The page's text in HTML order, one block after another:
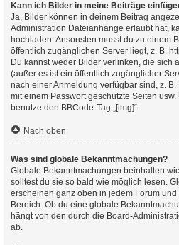
Kann ich Bilder in meine Beiträge
Ja, Bilder können in deinem Beitrag
Administration Dateianhänge erlaubt hat,
hochladen. Ansonsten musst du zu einem
öffentlich zugänglichen Server liegt, z. B.
Du kannst weder Bilder verlinken, die sich
(außer es ist ein öffentlich zugänglicher
nach einer Anmeldung verfügbar sind, z.
mit einem Passwort geschützte Seiten
benutze den BBCode-Tag „[img]“.
Nach oben
Was sind globale Bekanntmachungen?
Globale Bekanntmachungen beinhalten
solltest du sie so bald wie möglich lesen.
erscheinen ganz oben in jedem Forum
Bereich. Ob du eine globale
hängt von den durch die Board-
ab.